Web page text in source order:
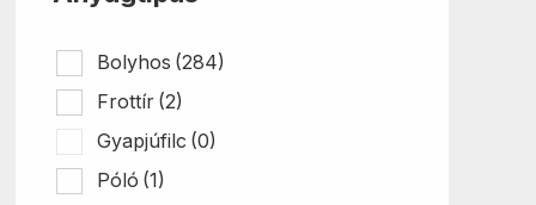
Bolyhos (284)
Frottír (2)
Gyapjúfilc (0)
Póló (1)